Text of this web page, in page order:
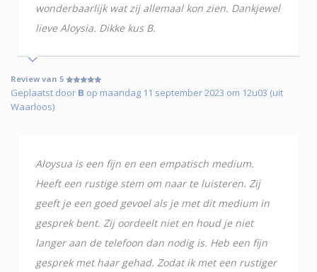
wonderbaarlijk wat zij allemaal kon zien. Dankjewel
lieve Aloysia. Dikke kus B.
Review van 5
Geplaatst door B op maandag 11 september 2023 om 12u03 (uit
Waarloos)
Aloysua is een fijn en een empatisch medium.
Heeft een rustige stem om naar te luisteren. Zij
geeft je een goed gevoel als je met dit medium in
gesprek bent. Zij oordeelt niet en houd je niet
langer aan de telefoon dan nodig is. Heb een fijn
gesprek met haar gehad. Zodat ik met een rustiger